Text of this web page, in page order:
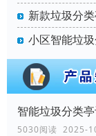
新款垃圾分
小区智能垃
智能垃圾分类
5030阅读 2025-